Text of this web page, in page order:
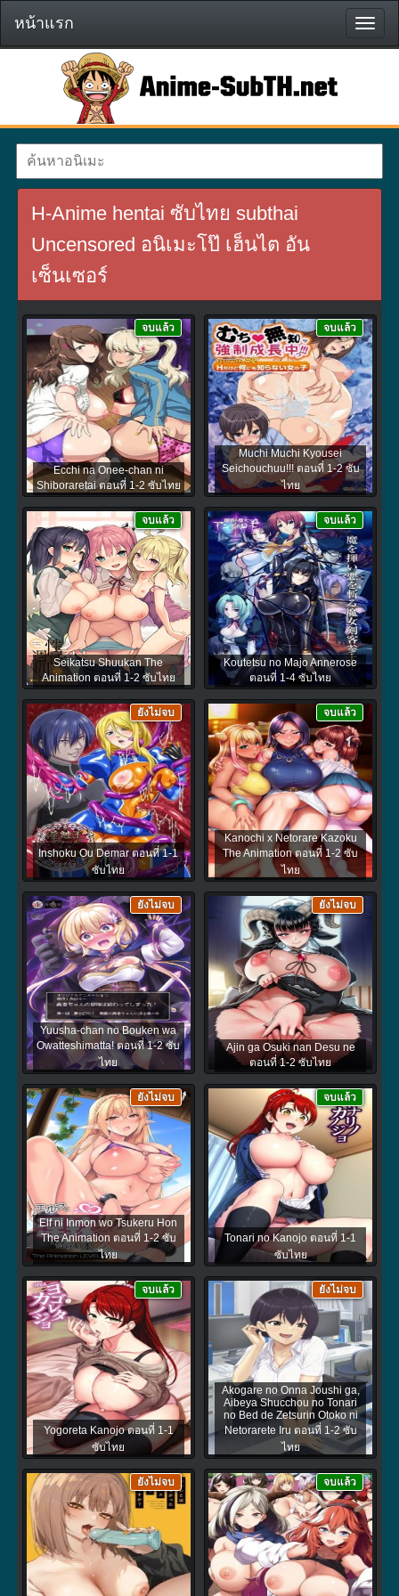
หน้า
แรก
หน้าแรก
H-Anime hentai ซับไทย subthai
Uncensored อนิเมะโป๊ เฮ็นไต อัน
เซ็นเซอร์
Ecchi na Onee-chan ni
Shiboraretai ตอนที่ 1-2 ซับไทย
จบแล้ว
Muchi Muchi Kyousei
Seichouchuu!!! ตอนที่ 1-2 ซับ
ไทย
จบแล้ว
Seikatsu Shuukan The
Animation ตอนที่ 1-2 ซับไทย
จบแล้ว
Koutetsu no Majo Annerose
ตอนที่ 1-4 ซับไทย
จบแล้ว
Inshoku Ou Demar ตอนที่ 1-1
ซับไทย
ยังไม่จบ
Kanochi x Netorare Kazoku
The Animation ตอนที่ 1-2 ซับ
ไทย
จบแล้ว
Yuusha-chan no Bouken wa
Owatteshimatta! ตอนที่ 1-2 ซับ
ไทย
ยังไม่จบ
Ajin ga Osuki nan Desu ne
ตอนที่ 1-2 ซับไทย
ยังไม่จบ
Elf ni Inmon wo Tsukeru Hon
The Animation ตอนที่ 1-2 ซับ
ไทย
ยังไม่จบ
Tonari no Kanojo ตอนที่ 1-1
ซับไทย
จบแล้ว
Yogoreta Kanojo ตอนที่ 1-1
ซับไทย
จบแล้ว
Akogare no Onna Joushi ga,
Aibeya Shucchou no Tonari
no Bed de Zetsurin Otoko ni
Netorarete Iru ตอนที่ 1-2 ซับ
ไทย
ยังไม่จบ
ยังไม่จบ จบแล้ว